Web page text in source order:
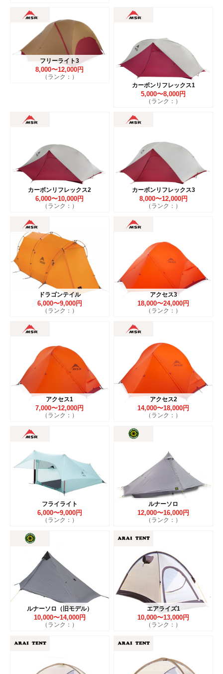
フリーライト3
8,000〜12,000円
（ランク：）
カーボンリフレックス1
5,000〜8,000円
（ランク：）
カーボンリフレックス2
6,000〜10,000円
（ランク：）
カーボンリフレックス3
8,000〜12,000円
（ランク：）
ドラゴンテイル
6,000〜9,000円
（ランク：）
アクセス3
18,000〜24,000円
（ランク：）
アクセス1
7,000〜12,000円
（ランク：）
アクセス2
14,000〜18,000円
（ランク：）
フライライト
6,000〜9,000円
（ランク：）
ルナーソロ
12,000〜16,000円
（ランク：）
ルナーソロ（旧モデル）
10,000〜14,000円
（ランク：）
エアライズ1
10,000〜13,000円
（ランク：）